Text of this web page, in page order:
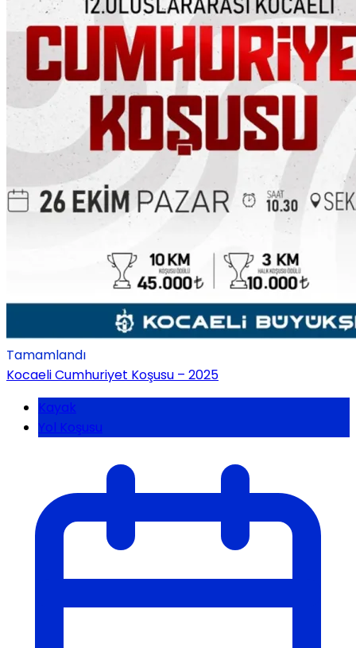
Tamamlandı
Kocaeli Cumhuriyet Koşusu – 2025
Kayak
Yol Koşusu